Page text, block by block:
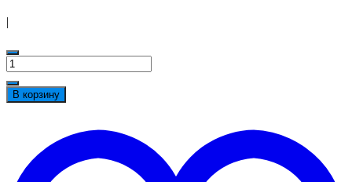
|
Количество
товара
Куртка
женская
василёк/
светло-
серый
В корзину